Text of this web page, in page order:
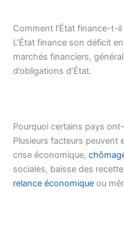
Comment l’État finance-t-
L’État finance son déficit
marchés financiers,
d’obligations d’État.
Pourquoi certains pays
Plusieurs facteurs peuvent
crise économique,
sociales, baisse des
relance économique ou